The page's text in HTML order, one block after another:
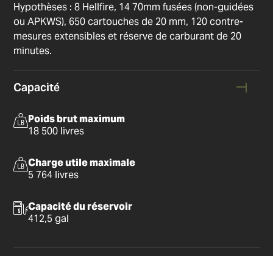
Hypothèses : 8 Hellfire, 14 70mm fusées (non-guidées
ou APKWS), 650 cartouches de 20 mm, 120 contre-
mesures extensibles et réserve de carburant de 20
minutes.
Capacité
Poids brut maximum
18 500 livres
Charge utile maximale
5 764 livres
Capacité du réservoir
412,5 gal